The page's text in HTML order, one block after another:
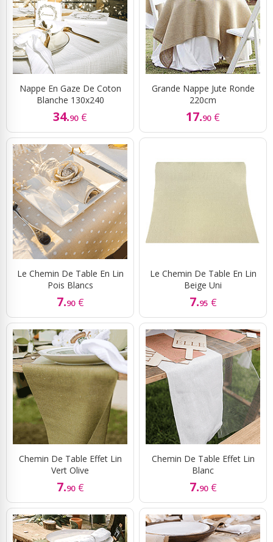
Nappe En Gaze De Coton
Blanche 130x240
34.90 €
Grande Nappe Jute Ronde
220cm
17.90 €
Le Chemin De Table En Lin
Pois Blancs
7.90 €
Le Chemin De Table En Lin
Beige Uni
7.95 €
Chemin De Table Effet Lin
Vert Olive
7.90 €
Chemin De Table Effet Lin
Blanc
7.90 €